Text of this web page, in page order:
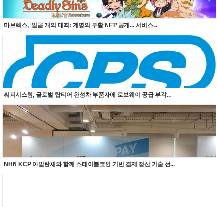
마브렉스, ‘일곱 개의 대죄: 계명의 부활 NFT’ 공개... 서비스...
씨피시스템, 글로벌 탑티어 완성차 부품사에 로보웨이 공급 부각...
NHN KCP 아발란체와 함께 스테이블코인 기반 결제 정산 기술 선...